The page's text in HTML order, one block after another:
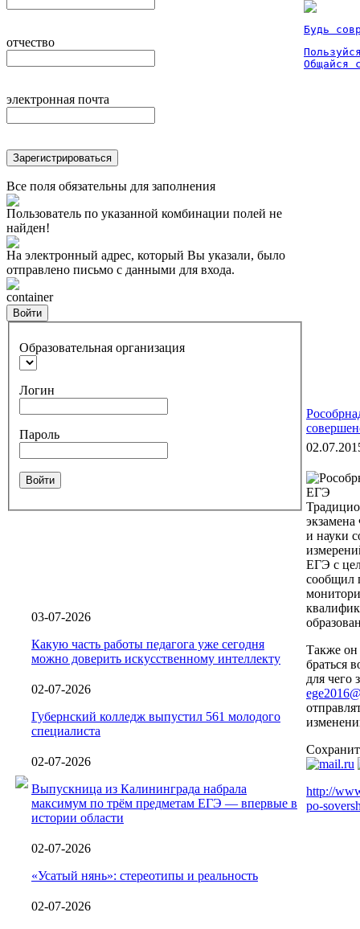
отчество
электронная почта
Зарегистрироваться
Все поля обязательны для заполнения
Пользователь по указанной комбинации полей не
найден!
На электронный адрес, который Вы указали, было
отправлено письмо с данными для входа.
container
Войти
Образовательная организация
Логин
Пароль
Войти
03-07-2026
Какую часть работы педагога уже сегодня
можно доверить искусственному интеллекту
02-07-2026
Губернский колледж выпустил 561 молодого
специалиста
02-07-2026
Выпускница из Калининграда набрала
максимум по трём предметам ЕГЭ — впервые в
истории области
02-07-2026
«Усатый нянь»: стереотипы и реальность
02-07-2026
Будь
Общайся
экзамена
и науки
ЕГЭ с
сообщил
Также он
браться
для чего
http://
po-